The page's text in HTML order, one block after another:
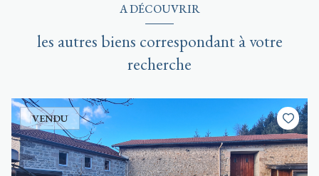
A DÉCOUVRIR
les autres biens correspondant à votre
recherche
VENDU